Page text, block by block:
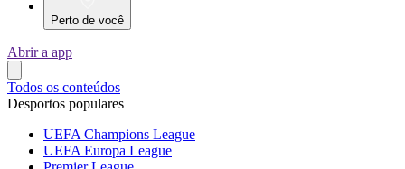
Perto de você
Abrir a app
Todos os conteúdos
Desportos populares
UEFA Champions League
UEFA Europa League